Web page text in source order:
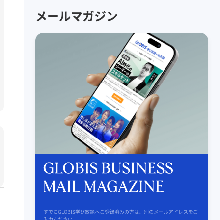
メールマガジン
すでにGLOBIS学び放題へご登録済みの方は、別のメールアドレスをご